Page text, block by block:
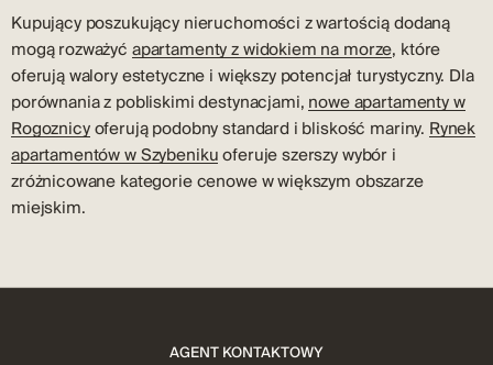
Kupujący poszukujący nieruchomości z wartością dodaną
mogą rozważyć apartamenty z widokiem na morze, które
oferują walory estetyczne i większy potencjał turystyczny. Dla
porównania z pobliskimi destynacjami, nowe apartamenty w
Rogoznicyoferują podobny standard i bliskość mariny. Rynek
apartamentów w Szybenikuoferuje szerszy wybór i
zróżnicowane kategorie cenowe w większym obszarze
miejskim.
AGENT KONTAKTOWY